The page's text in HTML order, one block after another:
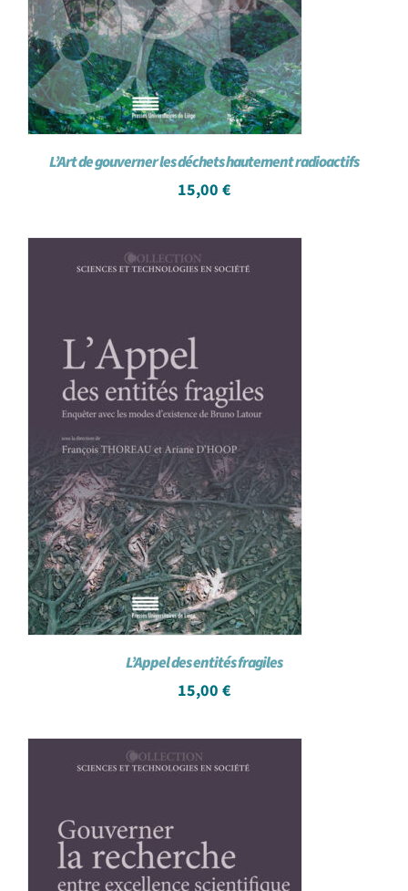
L’Art de gouverner les déchets hautement radioactifs
15,00 €
L’Appel des entités fragiles
15,00 €